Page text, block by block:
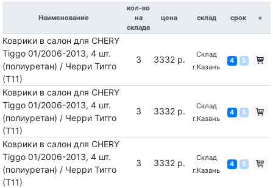
Наименование
кол-во
на
складе
цена склад срок +
Коврики в салон для CHERY
Tiggo 01/2006-2013, 4 шт.
(полиуретан) / Черри Тигго
(Т11)
3 3332 р.
Склад
г.Казань
4 5
Коврики в салон для CHERY
Tiggo 01/2006-2013, 4 шт.
(полиуретан) / Черри Тигго
(Т11)
3 3332 р.
Склад
г.Казань
4 5
Коврики в салон для CHERY
Tiggo 01/2006-2013, 4 шт.
(полиуретан) / Черри Тигго
(Т11)
3 3332 р.
Склад
г.Казань
4 5